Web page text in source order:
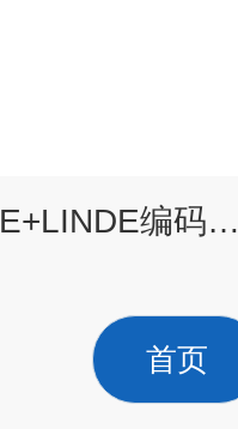
原厂*LEINE+LINDE编码器549849-01
首页